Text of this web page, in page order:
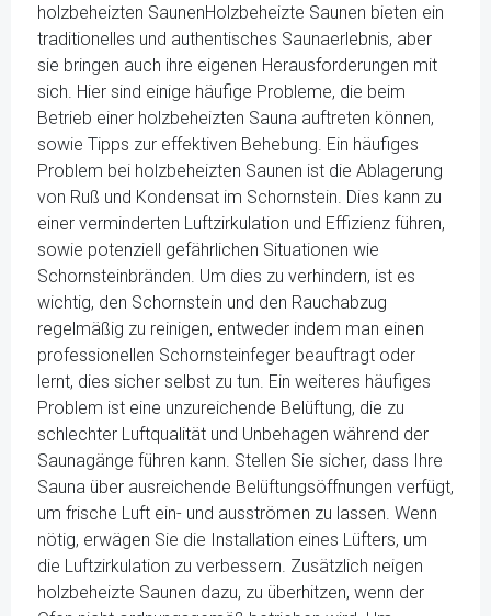
holzbeheizten SaunenHolzbeheizte Saunen bieten ein
traditionelles und authentisches Saunaerlebnis, aber
sie bringen auch ihre eigenen Herausforderungen mit
sich. Hier sind einige häufige Probleme, die beim
Betrieb einer holzbeheizten Sauna auftreten können,
sowie Tipps zur effektiven Behebung. Ein häufiges
Problem bei holzbeheizten Saunen ist die Ablagerung
von Ruß und Kondensat im Schornstein. Dies kann zu
einer verminderten Luftzirkulation und Effizienz führen,
sowie potenziell gefährlichen Situationen wie
Schornsteinbränden. Um dies zu verhindern, ist es
wichtig, den Schornstein und den Rauchabzug
regelmäßig zu reinigen, entweder indem man einen
professionellen Schornsteinfeger beauftragt oder
lernt, dies sicher selbst zu tun. Ein weiteres häufiges
Problem ist eine unzureichende Belüftung, die zu
schlechter Luftqualität und Unbehagen während der
Saunagänge führen kann. Stellen Sie sicher, dass Ihre
Sauna über ausreichende Belüftungsöffnungen verfügt,
um frische Luft ein- und ausströmen zu lassen. Wenn
nötig, erwägen Sie die Installation eines Lüfters, um
die Luftzirkulation zu verbessern. Zusätzlich neigen
holzbeheizte Saunen dazu, zu überhitzen, wenn der